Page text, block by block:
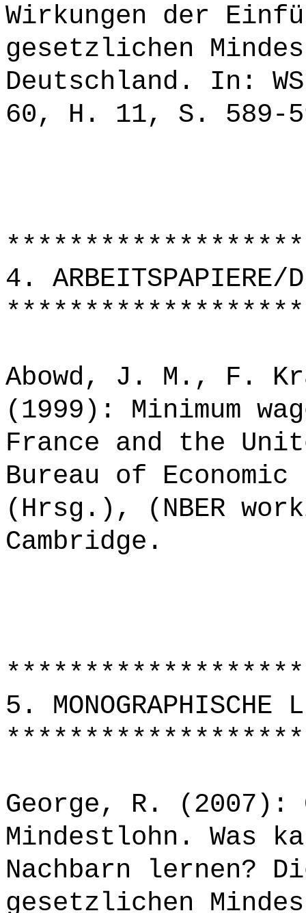
Wirkungen der
gesetzlichen
Deutschland. In:
60, H. 11, S. 589-
4. ARBEITSPAPIERE/
Abowd, J. M., F.
(1999): Minimum
France and the
Bureau of Economic
(Hrsg.), (NBER
Cambridge.
5. MONOGRAPHISCHE
George, R. (2007):
Mindestlohn. Was
Nachbarn lernen?
gesetzlichen